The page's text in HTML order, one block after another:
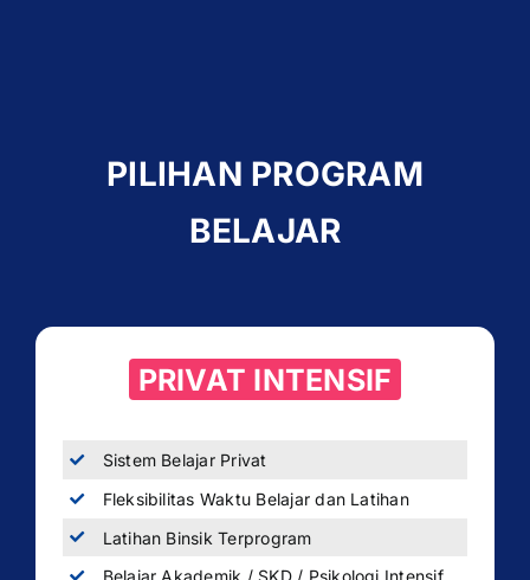
PILIHAN PROGRAM
BELAJAR
PRIVAT INTENSIF
Sistem Belajar Privat
Fleksibilitas Waktu Belajar dan Latihan
Latihan Binsik Terprogram